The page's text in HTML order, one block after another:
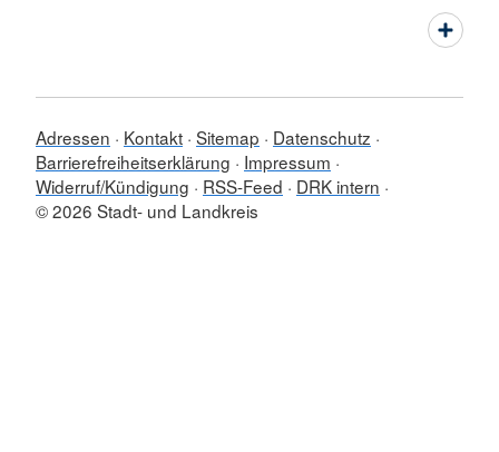
Adressen Kontakt Sitemap
Datenschutz
Barrierefreiheitserklärung
Impressum
Widerruf/Kündigung
RSS-Feed
DRK intern
© 2026 Stadt- und Landkreis